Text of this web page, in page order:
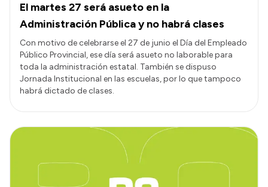
El martes 27 será asueto en la
Administración Pública y no habrá clases
Con motivo de celebrarse el 27 de junio el Día del Empleado
Público Provincial, ese día será asueto no laborable para
toda la administración estatal. También se dispuso
Jornada Institucional en las escuelas, por lo que tampoco
habrá dictado de clases.